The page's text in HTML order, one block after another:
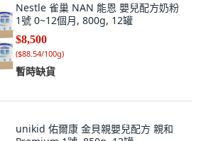
Nestle 雀巢 NAN 能恩 嬰兒配方奶粉
1號 0~12個月, 800g, 12罐
$8,500
($88.54/100g)
暫時缺貨
unikid 佑爾康 金貝親嬰兒配方 親和